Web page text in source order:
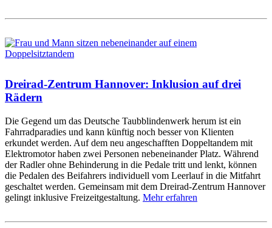
Dreirad-Zentrum Hannover: Inklusion auf drei
Rädern
Die Gegend um das Deutsche Taubblindenwerk herum ist ein
Fahrradparadies und kann künftig noch besser von Klienten
erkundet werden. Auf dem neu angeschafften Doppeltandem mit
Elektromotor haben zwei Personen nebeneinander Platz. Während
der Radler ohne Behinderung in die Pedale tritt und lenkt, können
die Pedalen des Beifahrers individuell vom Leerlauf in die Mitfahrt
geschaltet werden. Gemeinsam mit dem Dreirad-Zentrum Hannover
gelingt inklusive Freizeitgestaltung. Mehr erfahren